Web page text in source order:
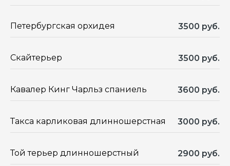
Петербургская орхидея 3500 руб.
Скайтерьер 3500 руб.
Кавалер Кинг Чарльз спаниель 3600 руб.
Такса карликовая длинношерстная 3000 руб.
Той терьер длинношерстный 2900 руб.